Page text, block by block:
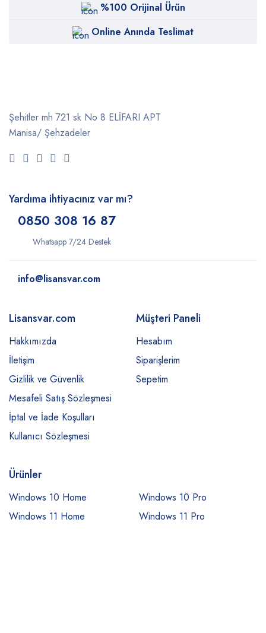
%100 Orijinal Ürün
Online Anında Teslimat
Şehitler mh 721 sk No 8 ELİFARI APT
Manisa/ Şehzadeler
Yardıma ihtiyacınız var mı?
0850 308 16 87
Whatsapp 7/24 Destek
info@lisansvar.com
Lisansvar.com
Hakkımızda
İletişim
Gizlilik ve Güvenlik
Mesafeli Satış Sözleşmesi
İptal ve İade Koşulları
Kullanıcı Sözleşmesi
Müşteri Paneli
Hesabım
Siparişlerim
Sepetim
Ürünler
Windows 10 Home
Windows 10 Pro
Windows 11 Home
Windows 11 Pro